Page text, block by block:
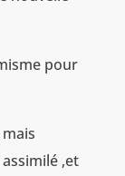
pour
,et